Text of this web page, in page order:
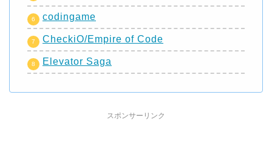
codingame
CheckiO/Empire of Code
Elevator Saga
スポンサーリンク